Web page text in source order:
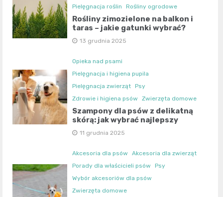
Pielęgnacja roślin
Rośliny ogrodowe
Rośliny zimozielone na balkon i
taras – jakie gatunki wybrać?
13 grudnia 2025
Opieka nad psami
Pielęgnacja i higiena pupila
Pielęgnacja zwierząt Psy
Zdrowie i higiena psów
Zwierzęta domowe
Szampony dla psów z delikatną
skórą: jak wybrać najlepszy
11 grudnia 2025
Akcesoria dla psów
Akcesoria dla zwierząt
Porady dla właścicieli psów
Psy
Wybór akcesoriów dla psów
Zwierzęta domowe